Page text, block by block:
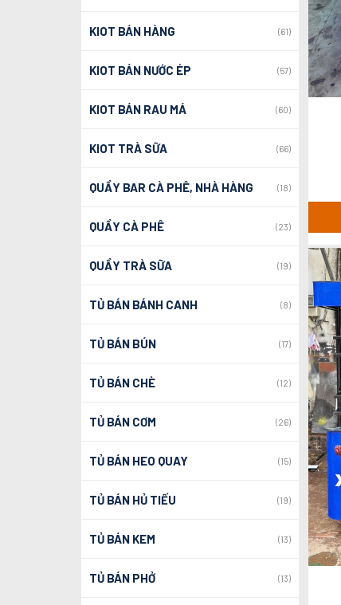
KIOT BÁN HÀNG (61)
KIOT BÁN NƯỚC ÉP (57)
KIOT BÁN RAU MÁ (60)
KIOT TRÀ SỮA (66)
QUẦY BAR CÀ PHÊ, NHÀ HÀNG (18)
QUẦY CÀ PHÊ (23)
QUẦY TRÀ SỮA (19)
TỦ BÁN BÁNH CANH (8)
TỦ BÁN BÚN (17)
TỦ BÁN CHÈ (12)
TỦ BÁN CƠM (26)
TỦ BÁN HEO QUAY (15)
TỦ BÁN HỦ TIẾU (19)
TỦ BÁN KEM (13)
TỦ BÁN PHỞ (13)